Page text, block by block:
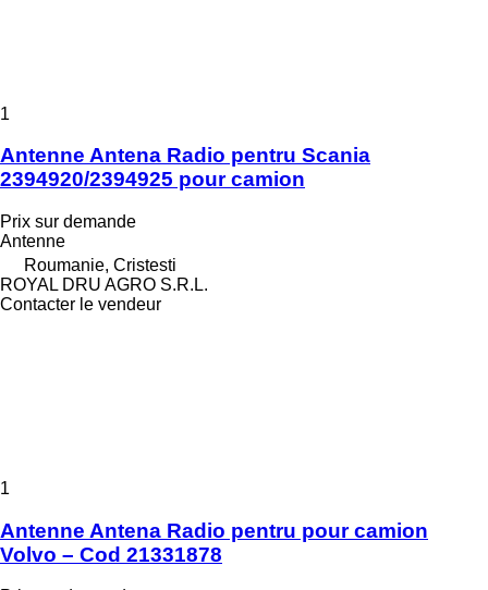
1
Antenne Antena Radio pentru Scania
2394920/2394925 pour camion
Prix sur demande
Antenne
Roumanie, Cristesti
ROYAL DRU AGRO S.R.L.
Contacter le vendeur
1
Antenne Antena Radio pentru pour camion
Volvo – Cod 21331878